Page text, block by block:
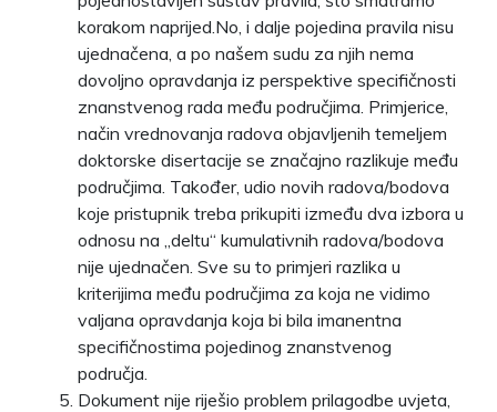
korakom naprijed.No, i dalje pojedina pravila nisu
ujednačena, a po našem sudu za njih nema
dovoljno opravdanja iz perspektive specifičnosti
znanstvenog rada među područjima. Primjerice,
način vrednovanja radova objavljenih temeljem
doktorske disertacije se značajno razlikuje među
područjima. Također, udio novih radova/bodova
koje pristupnik treba prikupiti između dva izbora u
odnosu na „deltu“ kumulativnih radova/bodova
nije ujednačen. Sve su to primjeri razlika u
kriterijima među područjima za koja ne vidimo
valjana opravdanja koja bi bila imanentna
specifičnostima pojedinog znanstvenog
područja.
Dokument nije riješio problem prilagodbe uvjeta,